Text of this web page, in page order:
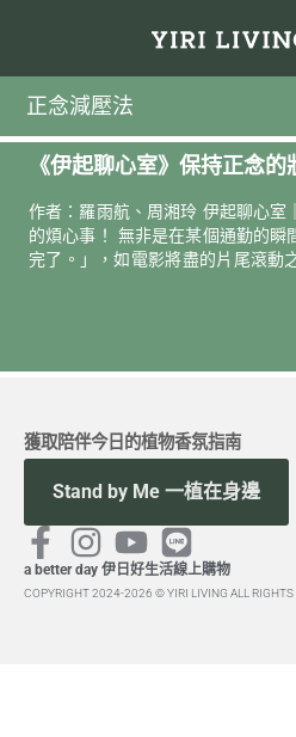
正念減壓法
《伊起聊心室》保持正念
作者：羅雨航、周湘玲 伊起聊心室
的煩心事！ 無非是在某個通勤的瞬
完了。」，如電影將盡的片尾滾動
a better day 伊日好生活線上購物
COPYRIGHT 2024-2026 © YIRI LIVING ALL RIGHTS
獲取陪伴今日的植物香氛指南
Stand by Me 一植在身邊